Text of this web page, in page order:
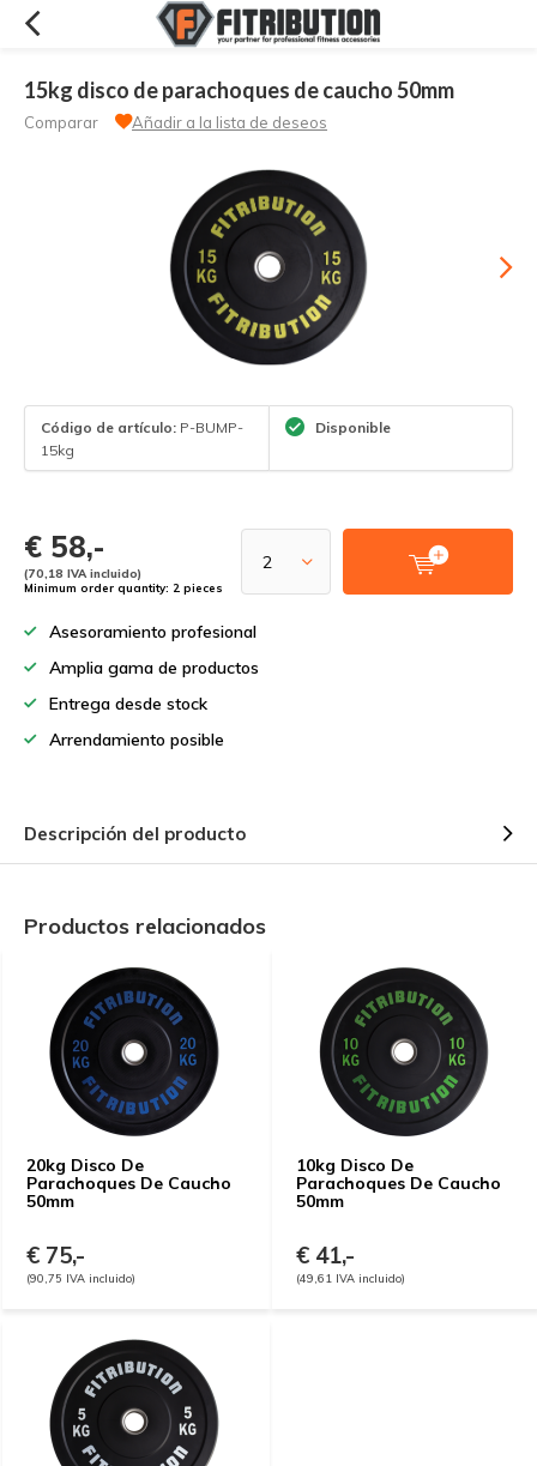
15kg disco de parachoques de caucho 50mm
Comparar Añadir a la lista de deseos
Código de artículo: P-BUMP-
15kg
Disponible
€ 58,-
(70,18 IVA incluido)
Minimum order quantity: 2 pieces
Asesoramiento profesional
Amplia gama de productos
Entrega desde stock
Arrendamiento posible
Descripción del producto
Productos relacionados
20kg Disco De
Parachoques De Caucho
50mm
€ 75,-
(90,75 IVA incluido)
10kg Disco De
Parachoques De Caucho
50mm
€ 41,-
(49,61 IVA incluido)